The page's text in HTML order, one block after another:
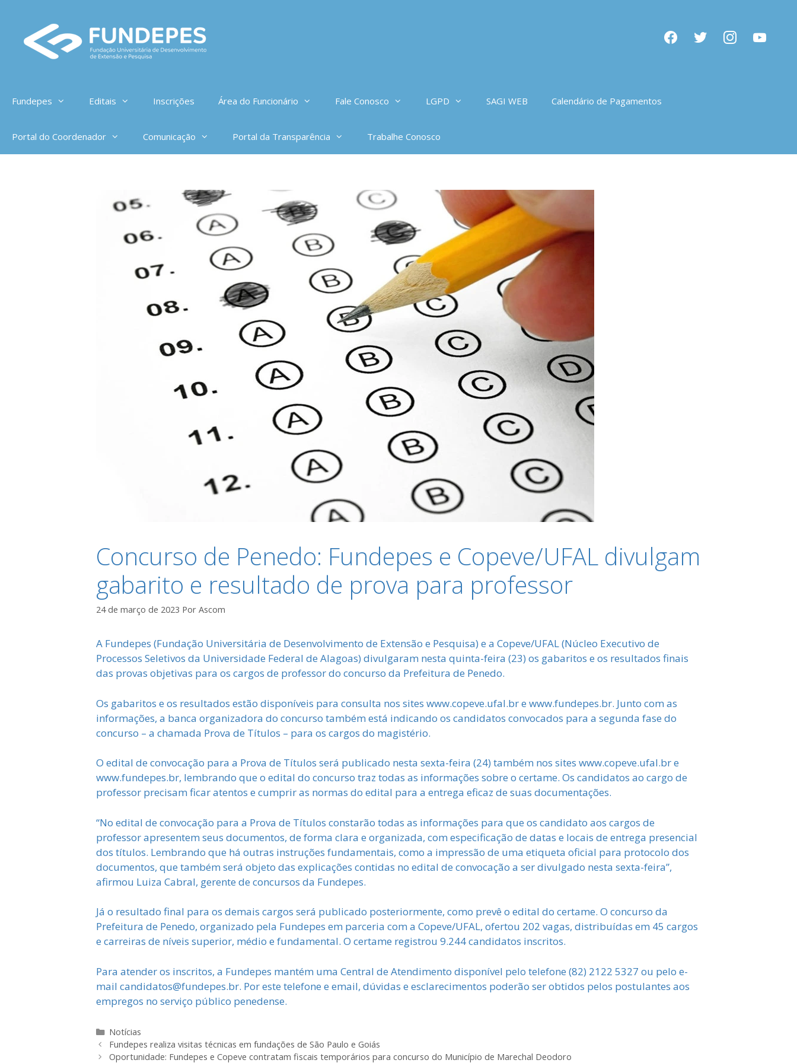
conteúdo
facebooktwitter instagramyoutube
Fundepes Editais Inscrições Área do Funcionário Fale Conosco LGPD SAGI WEB Calendário de Pagamentos
Portal do Coordenador Comunicação Portal da Transparência Trabalhe Conosco
Concurso de Penedo: Fundepes e Copeve/UFAL divulgam
gabarito e resultado de prova para professor
24 de março de 2023 Por Ascom
A Fundepes (Fundação Universitária de Desenvolvimento de Extensão e Pesquisa) e a Copeve/UFAL (Núcleo Executivo de
Processos Seletivos da Universidade Federal de Alagoas) divulgaram nesta quinta-feira (23) os gabaritos e os resultados finais
das provas objetivas para os cargos de professor do concurso da Prefeitura de Penedo.
Os gabaritos e os resultados estão disponíveis para consulta nos sites www.copeve.ufal.br e www.fundepes.br. Junto com as
informações, a banca organizadora do concurso também está indicando os candidatos convocados para a segunda fase do
concurso – a chamada Prova de Títulos – para os cargos do magistério.
O edital de convocação para a Prova de Títulos será publicado nesta sexta-feira (24) também nos sites www.copeve.ufal.br e
www.fundepes.br, lembrando que o edital do concurso traz todas as informações sobre o certame. Os candidatos ao cargo de
professor precisam ficar atentos e cumprir as normas do edital para a entrega eficaz de suas documentações.
“No edital de convocação para a Prova de Títulos constarão todas as informações para que os candidato aos cargos de
professor apresentem seus documentos, de forma clara e organizada, com especificação de datas e locais de entrega presencial
dos títulos. Lembrando que há outras instruções fundamentais, como a impressão de uma etiqueta oficial para protocolo dos
documentos, que também será objeto das explicações contidas no edital de convocação a ser divulgado nesta sexta-feira”,
afirmou Luiza Cabral, gerente de concursos da Fundepes.
Já o resultado final para os demais cargos será publicado posteriormente, como prevê o edital do certame. O concurso da
Prefeitura de Penedo, organizado pela Fundepes em parceria com a Copeve/UFAL, ofertou 202 vagas, distribuídas em 45 cargos
e carreiras de níveis superior, médio e fundamental. O certame registrou 9.244 candidatos inscritos.
Para atender os inscritos, a Fundepes mantém uma Central de Atendimento disponível pelo telefone (82) 2122 5327 ou pelo e-
mail candidatos@fundepes.br. Por este telefone e email, dúvidas e esclarecimentos poderão ser obtidos pelos postulantes aos
empregos no serviço público penedense.
Categorias
Notícias
Fundepes realiza visitas técnicas em fundações de São Paulo e Goiás
Oportunidade: Fundepes e Copeve contratam fiscais temporários para concurso do Município de Marechal Deodoro